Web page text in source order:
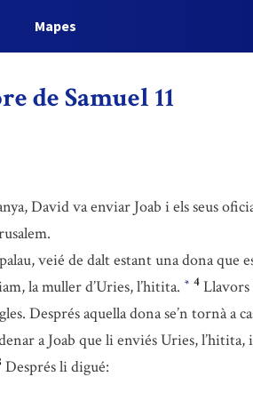
Mapes
de Samuel 11
David va enviar Joab i els seus
veié de dalt estant una dona que
la muller d’Uries, l’hitita. * 4 Llavors
Després aquella dona se’n tornà a
a Joab que li enviés Uries, l’hitita,
Després li digué: